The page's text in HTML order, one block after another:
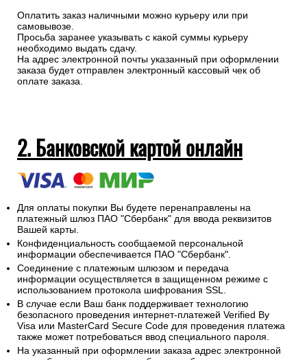
Оплатить заказ наличными можно курьеру или при
самовывозе.
Просьба заранее указывать с какой суммы курьеру
необходимо выдать сдачу.
На адрес электронной почты указанный при оформлении
заказа будет отправлен электронный кассовый чек об
оплате заказа.
2. Банковской картой онлайн
Для оплаты покупки Вы будете перенаправлены на
платежный шлюз ПАО "Сбербанк" для ввода реквизитов
Вашей карты.
Конфиденциальность сообщаемой персональной
информации обеспечивается ПАО "Сбербанк".
Соединение с платежным шлюзом и передача
информации осуществляется в защищенном режиме с
использованием протокола шифрования SSL.
В случае если Ваш банк поддерживает технологию
безопасного проведения интернет-платежей Verified By
Visa или MasterCard Secure Code для проведения платежа
также может потребоваться ввод специального пароля.
На указанный при оформлении заказа адрес электронной